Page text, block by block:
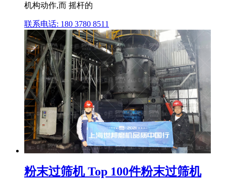
机构动作,而 摇杆的
联系电话: 180 3780 8511
粉末过筛机 Top 100件粉末过筛机